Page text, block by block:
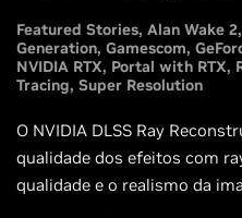
Featured Stories Alan Wake 2
Generation Gamescom
NVIDIA RTX Portal with RTX
Tracing Super Resolution
O NVIDIA DLSS Ray
qualidade dos efeitos com
qualidade e o realismo da